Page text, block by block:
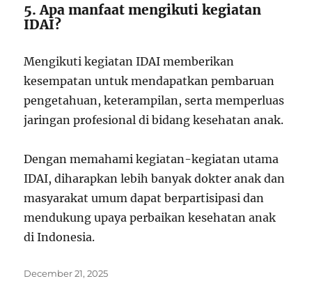
5. Apa manfaat mengikuti kegiatan
IDAI?
Mengikuti kegiatan IDAI memberikan
kesempatan untuk mendapatkan pembaruan
pengetahuan, keterampilan, serta memperluas
jaringan profesional di bidang kesehatan anak.
Dengan memahami kegiatan-kegiatan utama
IDAI, diharapkan lebih banyak dokter anak dan
masyarakat umum dapat berpartisipasi dan
mendukung upaya perbaikan kesehatan anak
di Indonesia.
Posted
December 21, 2025